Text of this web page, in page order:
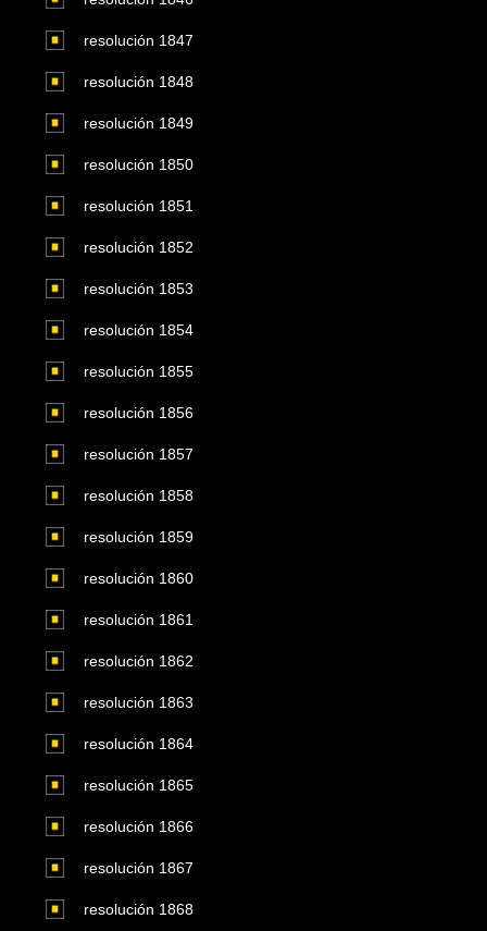
resolución 1847
resolución 1848
resolución 1849
resolución 1850
resolución 1851
resolución 1852
resolución 1853
resolución 1854
resolución 1855
resolución 1856
resolución 1857
resolución 1858
resolución 1859
resolución 1860
resolución 1861
resolución 1862
resolución 1863
resolución 1864
resolución 1865
resolución 1866
resolución 1867
resolución 1868